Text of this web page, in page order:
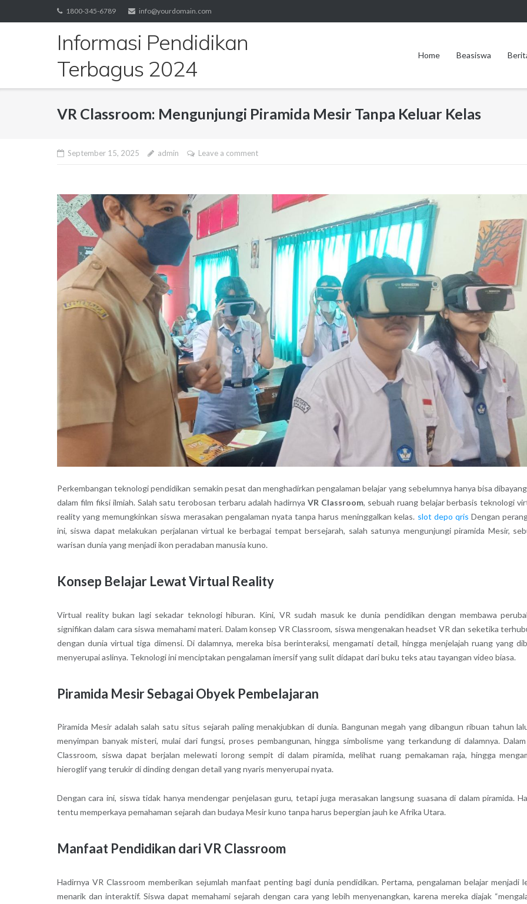
to
1800-345-6789 info@yourdomain.com
Informasi Pendidikan
Terbagus 2024
Home Beasiswa
VR Classroom: Mengunjungi Piramida Mesir Tanpa Keluar Kelas
September 15, 2025 admin Leave a comment
Perkembangan teknologi pendidikan semakin pesat dan menghadirkan pengalaman belajar yang sebelumnya hanya bisa
dalam film fiksi ilmiah. Salah satu terobosan terbaru adalah hadirnya VR Classroom, sebuah ruang belajar berbasis teknologi
reality yang memungkinkan siswa merasakan pengalaman nyata tanpa harus meninggalkan kelas. slot depo qris Dengan
ini, siswa dapat melakukan perjalanan virtual ke berbagai tempat bersejarah, salah satunya mengunjungi piramida Mesir,
warisan dunia yang menjadi ikon peradaban manusia kuno.
Konsep Belajar Lewat Virtual Reality
Virtual reality bukan lagi sekadar teknologi hiburan. Kini, VR sudah masuk ke dunia pendidikan dengan membawa
signifikan dalam cara siswa memahami materi. Dalam konsep VR Classroom, siswa mengenakan headset VR dan seketika
dengan dunia virtual tiga dimensi. Di dalamnya, mereka bisa berinteraksi, mengamati detail, hingga menjelajah ruang yang
menyerupai aslinya. Teknologi ini menciptakan pengalaman imersif yang sulit didapat dari buku teks atau tayangan video biasa.
Piramida Mesir Sebagai Obyek Pembelajaran
Piramida Mesir adalah salah satu situs sejarah paling menakjubkan di dunia. Bangunan megah yang dibangun ribuan tahun
menyimpan banyak misteri, mulai dari fungsi, proses pembangunan, hingga simbolisme yang terkandung di dalamnya.
Classroom, siswa dapat berjalan melewati lorong sempit di dalam piramida, melihat ruang pemakaman raja, hingga
hieroglif yang terukir di dinding dengan detail yang nyaris menyerupai nyata.
Dengan cara ini, siswa tidak hanya mendengar penjelasan guru, tetapi juga merasakan langsung suasana di dalam piramida.
tentu memperkaya pemahaman sejarah dan budaya Mesir kuno tanpa harus bepergian jauh ke Afrika Utara.
Manfaat Pendidikan dari VR Classroom
Hadirnya VR Classroom memberikan sejumlah manfaat penting bagi dunia pendidikan. Pertama, pengalaman belajar menjadi
menarik dan interaktif. Siswa dapat memahami sejarah dengan cara yang lebih menyenangkan, karena mereka diajak